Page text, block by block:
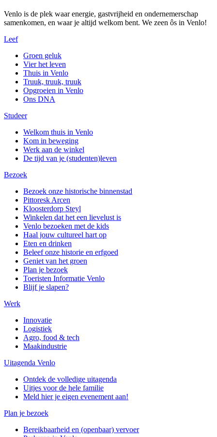
Venlo is de plek waar energie, gastvrijheid en ondernemerschap
samenkomen, en waar je altijd welkom bent. We zeen ôs in Venlo!
Leef
Groen geluk
Vier het leven
Thuis in Venlo
Truuk, truuk, truuk
Opgroeien in Venlo
Ons DNA
Studeer
Welkom thuis in Venlo
Kom in beweging
Werk aan de winkel
De tijd van je (studenten)leven
Bezoek
Bezoek onze historische binnenstad
Pittoresk Arcen
Kloosterdorp Steyl
Winkelen dat het een lievelust is
Venlo bezoeken met de kids
Haal jouw cultureel hart op
Eten en drinken
Beleef onze historie en erfgoed
Geniet van het groen
Plan je bezoek
Toeristen Informatie Venlo
Blijf je slapen?
Werk
Innovatie
Logistiek
Agro, food & tech
Maakindustrie
Uitagenda Venlo
Ontdek de volledige uitagenda
Uitjes voor de hele familie
Meld hier je eigen evenement aan!
Plan je bezoek
Bereikbaarheid en (openbaar) vervoer